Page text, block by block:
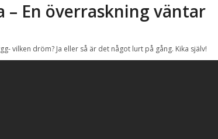
– En överraskning väntar
vilken dröm? Ja eller så är det något lurt på gång. Kika själv!